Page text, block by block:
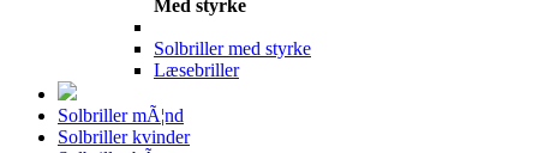
Med styrke
Solbriller med styrke
Læsebriller
Solbriller mÃ¦nd
Solbriller kvinder